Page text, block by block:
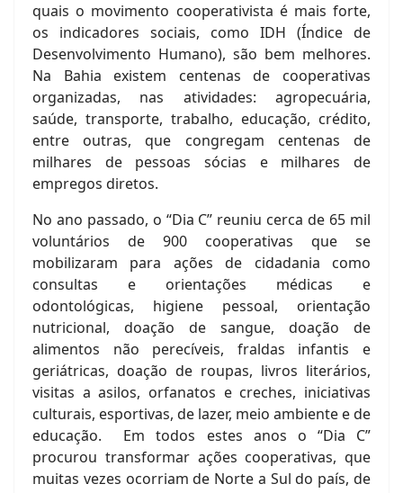
quais o movimento cooperativista é mais forte,
os indicadores sociais, como IDH (Índice de
Desenvolvimento Humano), são bem melhores.
Na Bahia existem centenas de cooperativas
organizadas, nas atividades: agropecuária,
saúde, transporte, trabalho, educação, crédito,
entre outras, que congregam centenas de
milhares de pessoas sócias e milhares de
empregos diretos.
No ano passado, o “Dia C” reuniu cerca de 65 mil
voluntários de 900 cooperativas que se
mobilizaram para ações de cidadania como
consultas e orientações médicas e
odontológicas, higiene pessoal, orientação
nutricional, doação de sangue, doação de
alimentos não perecíveis, fraldas infantis e
geriátricas, doação de roupas, livros literários,
visitas a asilos, orfanatos e creches, iniciativas
culturais, esportivas, de lazer, meio ambiente e de
educação. Em todos estes anos o “Dia C”
procurou transformar ações cooperativas, que
muitas vezes ocorriam de Norte a Sul do país, de